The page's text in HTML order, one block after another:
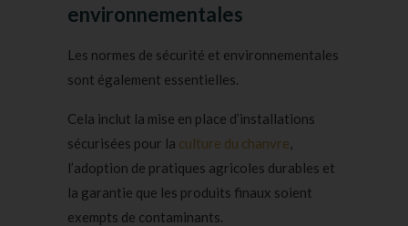
environnementales
Les normes de sécurité et environnementales
sont également essentielles.
Cela inclut la mise en place d’installations
sécurisées pour la culture du chanvre,
l’adoption de pratiques agricoles durables et
la garantie que les produits finaux soient
exempts de contaminants.